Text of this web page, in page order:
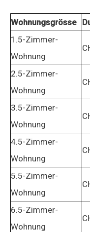
Wohnungsgrösse
1.5-Zimmer-
Wohnung
2.5-Zimmer-
Wohnung
3.5-Zimmer-
Wohnung
4.5-Zimmer-
Wohnung
5.5-Zimmer-
Wohnung
6.5-Zimmer-
Wohnung